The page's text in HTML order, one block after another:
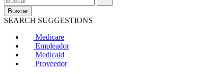
Buscar
SEARCH SUGGESTIONS
Medicare
Empleador
Medicaid
Proveedor